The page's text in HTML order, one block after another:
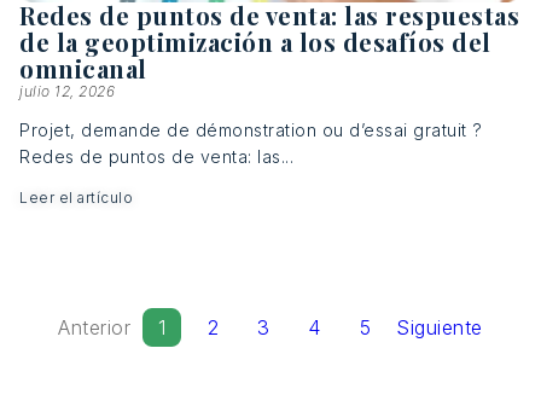
Redes de puntos de venta: las respuestas
de la geoptimización a los desafíos del
omnicanal
julio 12, 2026
Projet, demande de démonstration ou d’essai gratuit ?
Redes de puntos de venta: las...
Leer el artículo
Anterior 1 2 3 4 5 Siguiente